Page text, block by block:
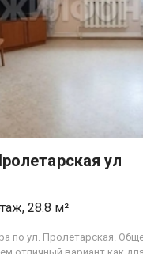
варианта -
ул
28.8 м²
по ул. Пролетарская.